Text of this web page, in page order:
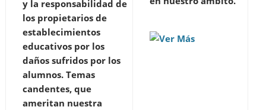
y la responsabilidad de
los propietarios de
establecimientos
educativos por los
daños sufridos por los
alumnos. Temas
candentes, que
ameritan nuestra